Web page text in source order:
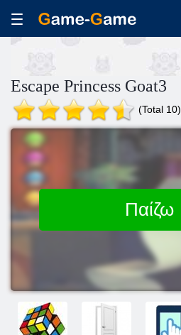
Escape Princess Goat3
(Total 10)
Παίζω